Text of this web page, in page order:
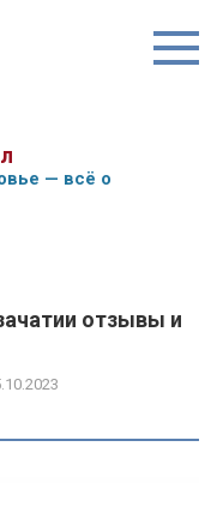
— всё о
отзывы и